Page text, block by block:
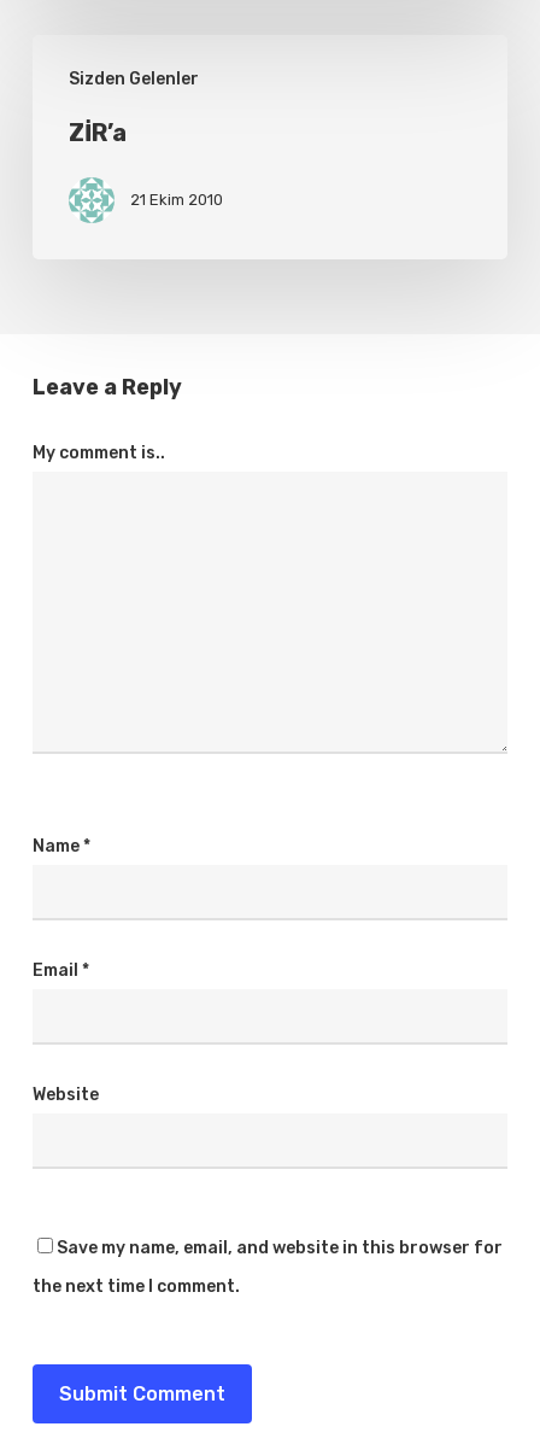
Sizden Gelenler
ZİR’a
21 Ekim 2010
Leave a Reply
My comment is..
Name*
Email *
Website
Save my name, email, and website in this browser for
the next time I comment.